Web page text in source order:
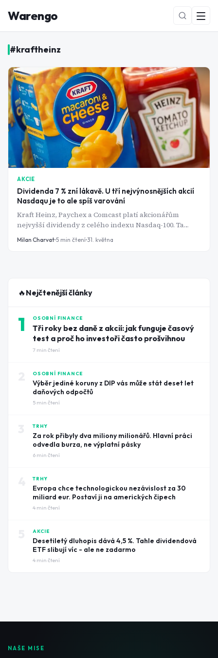
Warengo
NOVÉ
#kraftheinz
AKCIE
Dividenda 7 % zní lákavě. U tří nejvýnosnějších akcií
Nasdaqu je to ale spíš varování
Kraft Heinz, Paychex a Comcast platí akcionářům
nejvyšší dividendy z celého indexu Nasdaq-100. Ta
štědrost má však jeden společný jmenovatel - všechny
Milan Charvat 5 min čtení 31. května
🔥 Nejčtenější články
1 OSOBNÍ FINANCE
Tři roky bez daně z akcií: jak funguje časový
test a proč ho investoři často prošvihnou
7 min čtení
OSOBNÍ FINANCE
Výběr jediné koruny z DIP vás může stát deset let
daňových odpočtů
5 min čtení
TRHY
Za rok přibyly dva miliony milionářů. Hlavní práci
odvedla burza, ne výplatní pásky
6 min čtení
TRHY
Evropa chce technologickou nezávislost za 30
miliard eur. Postaví ji na amerických čipech
4 min čtení
AKCIE
Desetiletý dluhopis dává 4,5 %. Tahle dividendová
ETF slibují víc - ale ne zadarmo
4 min čtení
NAŠE MISE